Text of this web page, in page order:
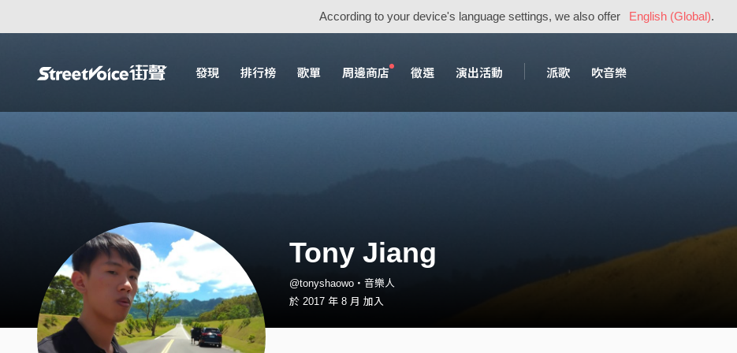
According to your device's language settings, we also offer English (Global).
發現 排行榜 歌單 周邊商店 徵選 演出活動 派歌 吹音樂
Tony Jiang
@tonyshaowo・音樂人
於 2017 年 8 月 加入